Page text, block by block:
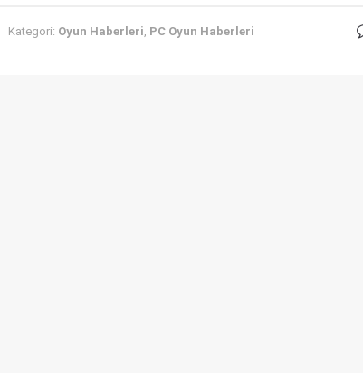
Kategori: Oyun Haberleri PC Oyun Haberleri